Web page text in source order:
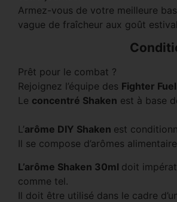
Armez-vous de votre meilleure
vague de fraîcheur aux goût
Prêt pour le combat ?
Rejoignez l’équipe des Fighter Fuel
Le concentré Shaken est à base
L’arôme DIY Shaken est
Il se compose d’arômes
L’arôme Shaken 30ml doit
comme tel.
Il doit être utilisé dans le cadre